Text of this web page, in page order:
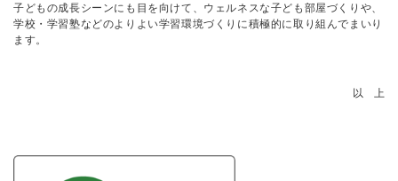
子どもの成長シーンにも目を向けて、ウェルネスな子ども部屋づくりや、
学校・学習塾などのよりよい学習環境づくりに積極的に取り組んでまいり
ます。
以 上